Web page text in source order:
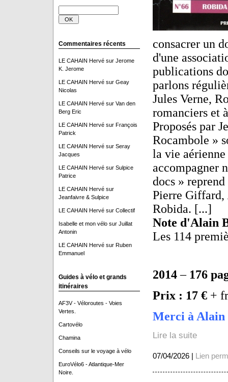
Commentaires récents
LE CAHAIN Hervésur Jerome
K. Jerome
LE CAHAIN Hervésur Geay
Nicolas
LE CAHAIN Hervésur Van den
Berg Eric
LE CAHAIN Hervésur François
Patrick
LE CAHAIN Hervésur Seray
Jacques
LE CAHAIN Hervésur Sulpice
Patrice
LE CAHAIN Hervésur
Jeanfaivre & Sulpice
LE CAHAIN Hervésur Collectif
Isabelle et mon vélosur Juillat
Antonin
LE CAHAIN Hervésur Ruben
Emmanuel
Guides à vélo et grands
itinéraires
AF3V - Véloroutes - Voies
Vertes.
Cartovélo
Chamina
Conseils sur le voyage à vélo
EuroVélo6 - Atlantique-Mer
Noire.
consacrer un
d'une
publications
parlons
Jules Verne,
romanciers et
Proposés par
Rocambole »
la vie
accompagner
docs »
Pierre Giffard,
Robida. [...]
Note d'Alain
Les 114
2014– 176
Prix : 17 € +
Merci à Alain
Lire la suite
07/04/2026 | Lien